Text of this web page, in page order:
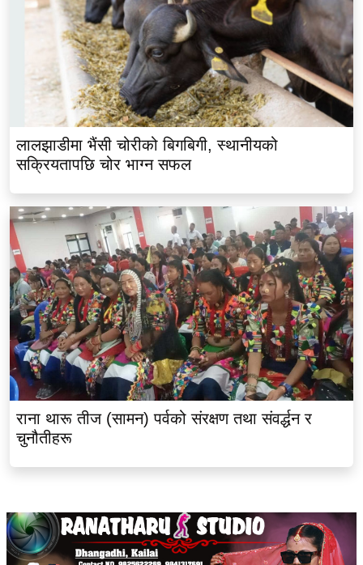
लालझाडीमा भैंसी चोरीको बिगबिगी, स्थानीयको
सक्रियतापछि चोर भाग्न सफल
राना थारू तीज (सामन) पर्वको संरक्षण तथा संवर्द्धन र
चुनौतीहरू